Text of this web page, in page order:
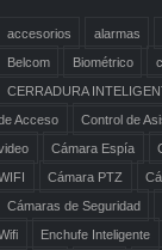
accesorios alarmas
Belcom
Biométrico
CERRADURA
Acceso
Control de
Cámara Espía
Cámara PTZ
Cámaras de Seguridad
Enchufe Inteligente